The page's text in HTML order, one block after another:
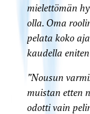
mielettömän
olla. Oma
pelata koko
kaudella
”Nousun
muistan etten
odotti vain